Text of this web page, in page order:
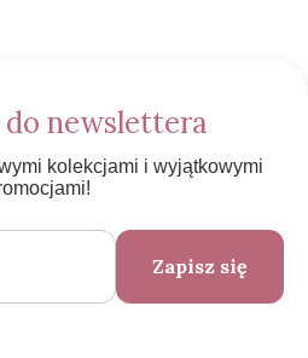
do newslettera
kolekcjami i wyjątkowymi
Zapisz się